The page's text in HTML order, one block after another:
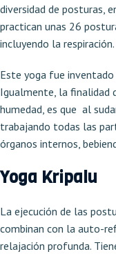
diversidad de posturas,
practican unas 26
incluyendo la respiración.
Este yoga fue
Igualmente, la finalidad
humedad, es que al
trabajando todas las
órganos internos,
Yoga Kripalu
La ejecución de las
combinan con la auto-
relajación profunda.